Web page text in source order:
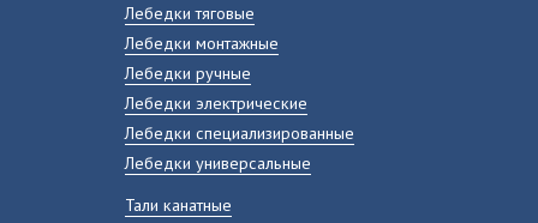
Лебедки тяговые
Лебедки монтажные
Лебедки ручные
Лебедки электрические
Лебедки специализированные
Лебедки универсальные
Тали канатные